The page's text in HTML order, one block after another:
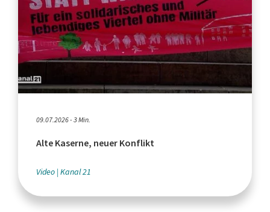
09.07.2026 - 3 Min.
Alte Kaserne, neuer Konflikt
Video Kanal 21